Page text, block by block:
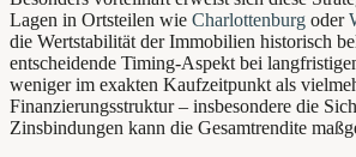
Lagen in Ortsteilen wie Charlottenburg oder
die Wertstabilität der Immobilien historisch
entscheidende Timing-Aspekt bei
weniger im exakten Kaufzeitpunkt als
Finanzierungsstruktur – insbesondere die
Zinsbindungen kann die Gesamtrendite